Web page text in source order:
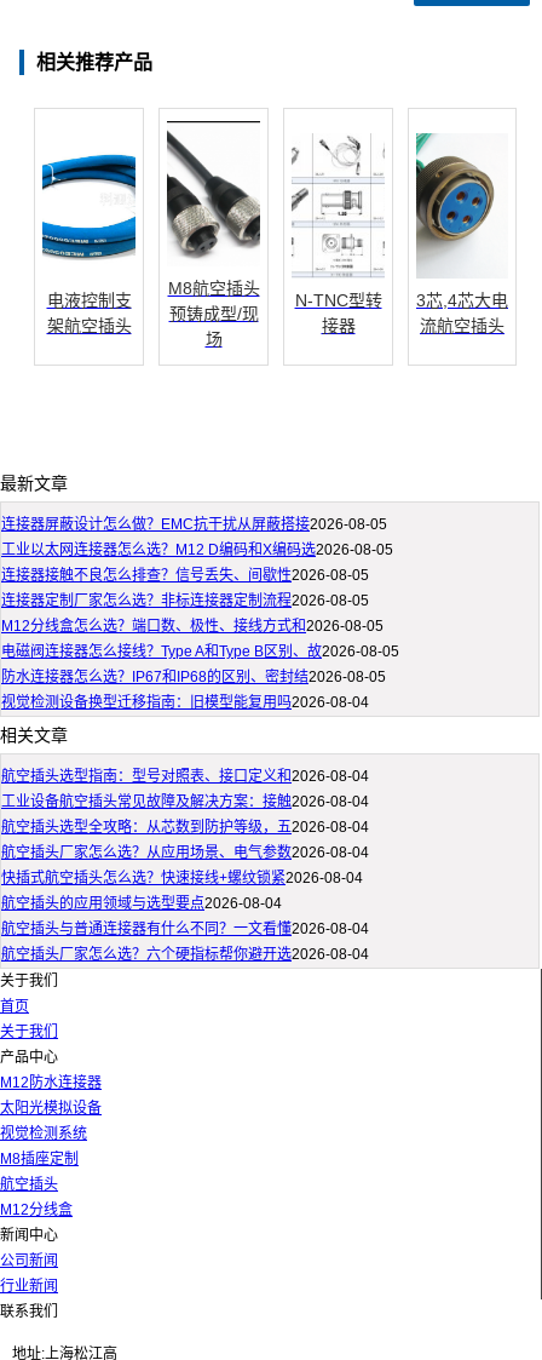
相关推荐产品
电液控制支
架航空插头
M8航空插头
预铸成型/现
场
N-TNC型转
接器
3芯,4芯大电
流航空插头
最新文章
连接器屏蔽设计怎么做？EMC抗干扰从屏蔽搭接2026-08-05
工业以太网连接器怎么选？M12 D编码和X编码选2026-08-05
连接器接触不良怎么排查？信号丢失、间歇性2026-08-05
连接器定制厂家怎么选？非标连接器定制流程2026-08-05
M12分线盒怎么选？端口数、极性、接线方式和2026-08-05
电磁阀连接器怎么接线？Type A和Type B区别、故2026-08-05
防水连接器怎么选？IP67和IP68的区别、密封结2026-08-05
视觉检测设备换型迁移指南：旧模型能复用吗2026-08-04
相关文章
航空插头选型指南：型号对照表、接口定义和2026-08-04
工业设备航空插头常见故障及解决方案：接触2026-08-04
航空插头选型全攻略：从芯数到防护等级，五2026-08-04
航空插头厂家怎么选？从应用场景、电气参数2026-08-04
快插式航空插头怎么选？快速接线+螺纹锁紧2026-08-04
航空插头的应用领域与选型要点2026-08-04
航空插头与普通连接器有什么不同？一文看懂2026-08-04
航空插头厂家怎么选？六个硬指标帮你避开选2026-08-04
关于我们
首页
关于我们
产品中心
M12防水连接器
太阳光模拟设备
视觉检测系统
M8插座定制
航空插头
M12分线盒
新闻中心
公司新闻
行业新闻
联系我们
地址:上海松江高